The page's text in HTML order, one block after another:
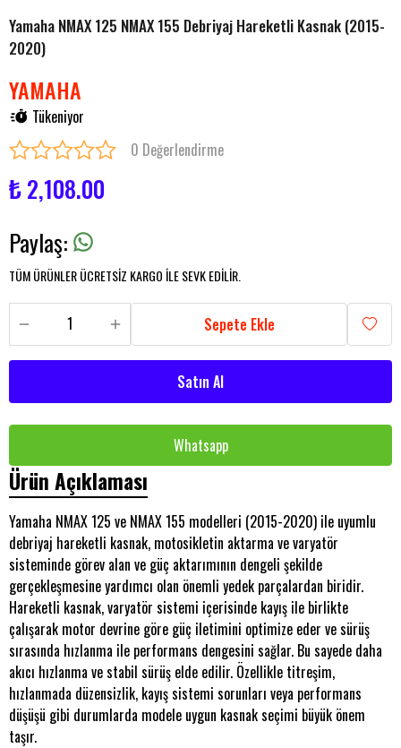
Yamaha NMAX 125 NMAX 155 Debriyaj Hareketli Kasnak (2015-
2020)
YAMAHA
Tükeniyor
0 Değerlendirme
₺ 2,108.00
Paylaş:
TÜM ÜRÜNLER ÜCRETSİZ KARGO İLE SEVK EDİLİR.
Sepete Ekle
Satın Al
Whatsapp
Ürün Açıklaması
Yamaha NMAX 125 ve NMAX 155 modelleri (2015-2020) ile uyumlu
debriyaj hareketli kasnak, motosikletin aktarma ve varyatör
sisteminde görev alan ve güç aktarımının dengeli şekilde
gerçekleşmesine yardımcı olan önemli yedek parçalardan biridir.
Hareketli kasnak, varyatör sistemi içerisinde kayış ile birlikte
çalışarak motor devrine göre güç iletimini optimize eder ve sürüş
sırasında hızlanma ile performans dengesini sağlar. Bu sayede daha
akıcı hızlanma ve stabil sürüş elde edilir. Özellikle titreşim,
hızlanmada düzensizlik, kayış sistemi sorunları veya performans
düşüşü gibi durumlarda modele uygun kasnak seçimi büyük önem
taşır.